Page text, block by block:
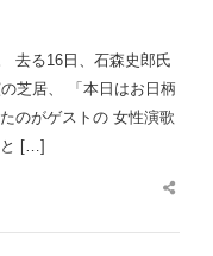
去る16日、石森史郎氏
芝居、 「本日はお日柄
のがゲストの 女性演歌
と […]
Share